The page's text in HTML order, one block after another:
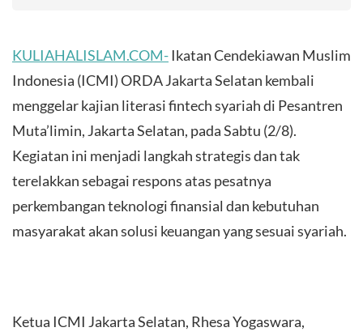
KULIAHALISLAM.COM- Ikatan Cendekiawan Muslim
Indonesia (ICMI) ORDA Jakarta Selatan kembali
menggelar kajian literasi fintech syariah di Pesantren
Muta’limin, Jakarta Selatan, pada Sabtu (2/8).
Kegiatan ini menjadi langkah strategis dan tak
terelakkan sebagai respons atas pesatnya
perkembangan teknologi finansial dan kebutuhan
masyarakat akan solusi keuangan yang sesuai syariah.
Ketua ICMI Jakarta Selatan, Rhesa Yogaswara,